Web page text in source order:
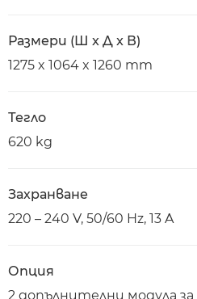
Размери (Ш x Д x В)
1275 x 1064 x 1260 mm
Тегло
620 kg
Захранване
220 – 240 V, 50/60 Hz, 13 A
Опция
2 допълнителни модула